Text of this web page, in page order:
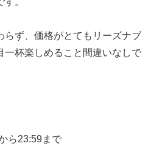
らず、価格がとてもリーズナブ
一杯楽しめること間違いなしで
ら23:59まで